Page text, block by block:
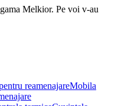
Melkior. Pe voi v-au
Mobila